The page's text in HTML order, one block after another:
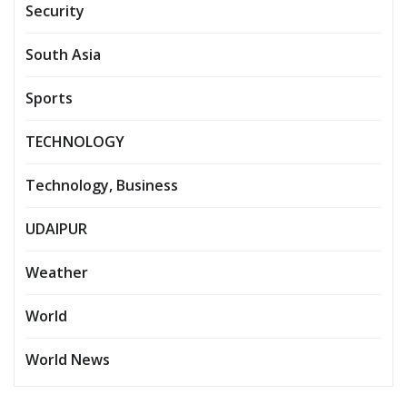
Security
South Asia
Sports
TECHNOLOGY
Technology, Business
UDAIPUR
Weather
World
World News